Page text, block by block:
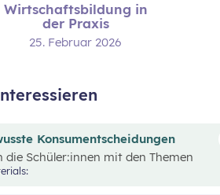
Wirtschaftsbildung in
der Praxis
25. Februar 2026
Konsumentscheidungen
Schüler:innen mit den Themen
des Materials steht ein Video von